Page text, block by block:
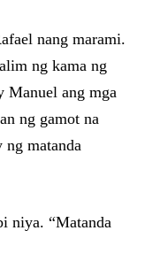
nang marami.
ng kama ng
Manuel ang mga
ng gamot na
matanda
niya. “Matanda